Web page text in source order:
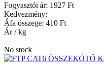
Fogyasztói ár: 1927 Ft
Kedvezmény:
Áfa összege: 410 Ft
Ár / kg
No stock